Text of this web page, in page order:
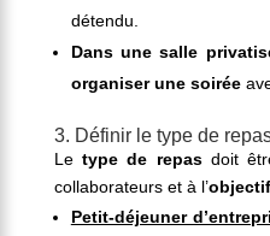
détendu.
Dans une salle
organiser une soirée
3. Définir le type de
Letype de repasdoit
collaborateurs et à l’objectif
Petit-déjeuner